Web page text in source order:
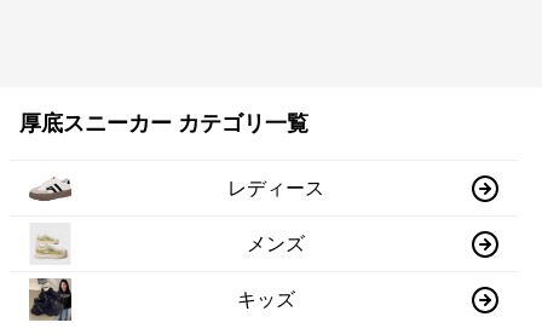
厚底スニーカー カテゴリ一覧
レディース
メンズ
キッズ